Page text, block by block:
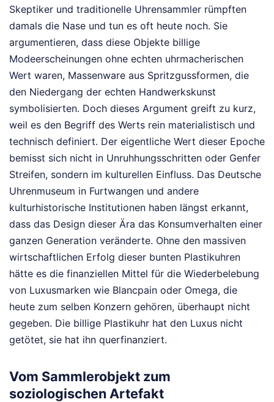
Skeptiker und traditionelle Uhrensammler rümpften
damals die Nase und tun es oft heute noch. Sie
argumentieren, dass diese Objekte billige
Modeerscheinungen ohne echten uhrmacherischen
Wert waren, Massenware aus Spritzgussformen, die
den Niedergang der echten Handwerkskunst
symbolisierten. Doch dieses Argument greift zu kurz,
weil es den Begriff des Werts rein materialistisch und
technisch definiert. Der eigentliche Wert dieser Epoche
bemisst sich nicht in Unruhhungsschritten oder Genfer
Streifen, sondern im kulturellen Einfluss. Das Deutsche
Uhrenmuseum in Furtwangen und andere
kulturhistorische Institutionen haben längst erkannt,
dass das Design dieser Ära das Konsumverhalten einer
ganzen Generation veränderte. Ohne den massiven
wirtschaftlichen Erfolg dieser bunten Plastikuhren
hätte es die finanziellen Mittel für die Wiederbelebung
von Luxusmarken wie Blancpain oder Omega, die
heute zum selben Konzern gehören, überhaupt nicht
gegeben. Die billige Plastikuhr hat den Luxus nicht
getötet, sie hat ihn querfinanziert.
Vom Sammlerobjekt zum
soziologischen Artefakt